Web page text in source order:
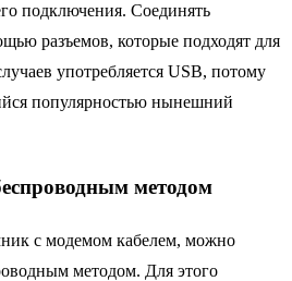
подключения. Соединять
разъемов, которые подходят для
употребляется USB, потому
популярностью нынешний
методом
с модемом кабелем, можно
методом. Для этого